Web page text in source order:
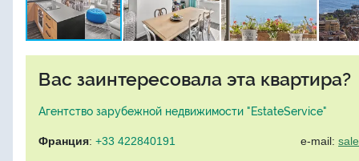
Вас заинтересовала эта квартира?
Агентство зарубежной недвижимости "EstateService"
Франция: +33 422840191 e-mail: